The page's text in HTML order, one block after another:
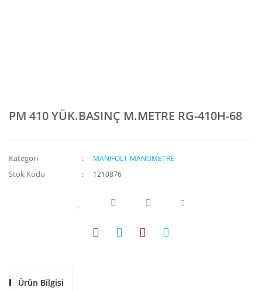
PM 410 YÜK.BASINÇ M.METRE RG-410H-68
Kategori MANİFOLT-MANOMETRE
Stok Kodu 1210876
Ürün Bilgisi